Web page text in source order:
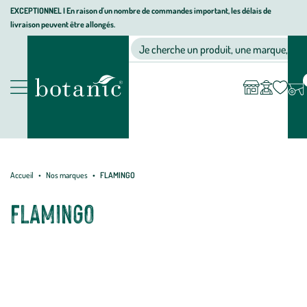
Aller
Aller
au
Aller
au
page
EXCEPTIONNEL I En raison d'un nombre de commandes important, les délais de
livraison peuvent être allongés.
Nos
animalerie,
décoration,
botanic®
Je cherche un produit, une marque, un
compte
Accueil Nos marques FLAMINGO
FLAMINGO